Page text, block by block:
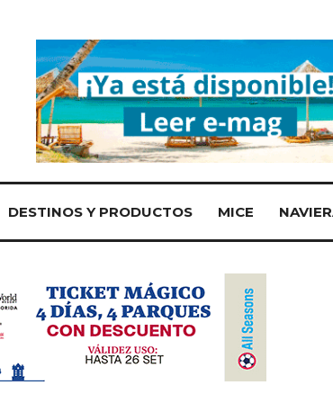
DESTINOS Y PRODUCTOS MICE